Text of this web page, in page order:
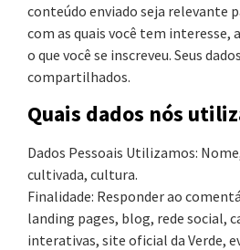
conteúdo enviado seja relevante
com as quais você tem interesse,
o que você se inscreveu. Seus
compartilhados.
Quais dados nós
Dados Pessoais Utilizamos:
cultivada, cultura.
Finalidade: Responder ao
landing pages, blog, rede social,
interativas, site oficial da Verde,